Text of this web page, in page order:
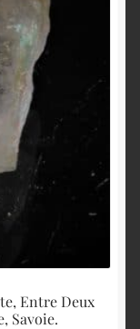
Entre Deux
Savoie.